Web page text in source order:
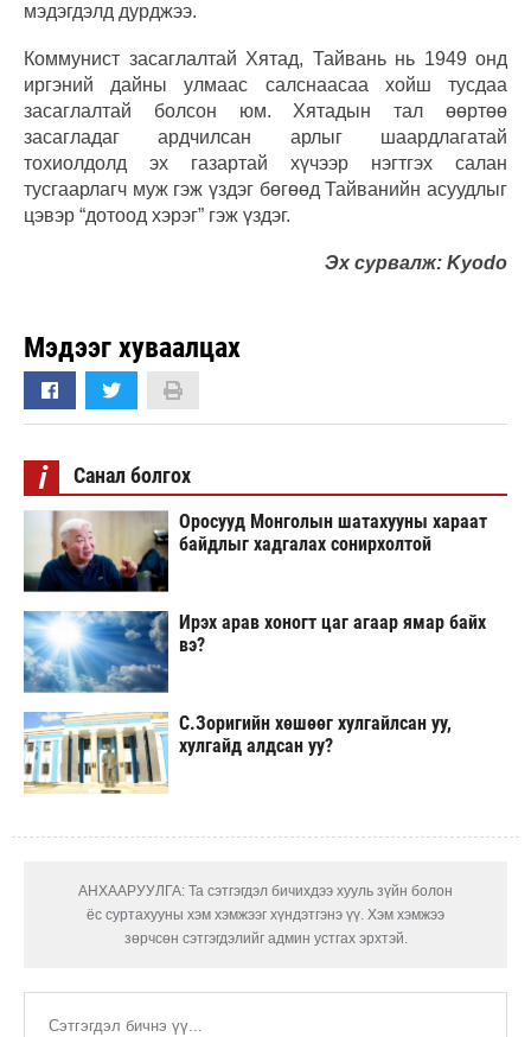
мэдэгдэлд дурджээ.
Коммунист засаглалтай Хятад, Тайвань нь 1949 онд
иргэний дайны улмаас салснаасаа хойш тусдаа
засаглалтай болсон юм. Хятадын тал өөртөө
засагладаг ардчилсан арлыг шаардлагатай
тохиолдолд эх газартай хүчээр нэгтгэх салан
тусгаарлагч муж гэж үздэг бөгөөд Тайванийн асуудлыг
цэвэр “дотоод хэрэг” гэж үздэг.
Эх сурвалж: Kyodo
Мэдээг хуваалцах
i Санал болгох
Оросууд Монголын шатахууны хараат
байдлыг хадгалах сонирхолтой
Ирэх арав хоногт цаг агаар ямар байх
вэ?
С.Зоригийн хөшөөг хулгайлсан уу,
хулгайд алдсан уу?
АНХААРУУЛГА: Та сэтгэгдэл бичихдээ хууль зүйн болон
ёс суртахууны хэм хэмжээг хүндэтгэнэ үү. Хэм хэмжээ
зөрчсөн сэтгэгдэлийг админ устгах эрхтэй.